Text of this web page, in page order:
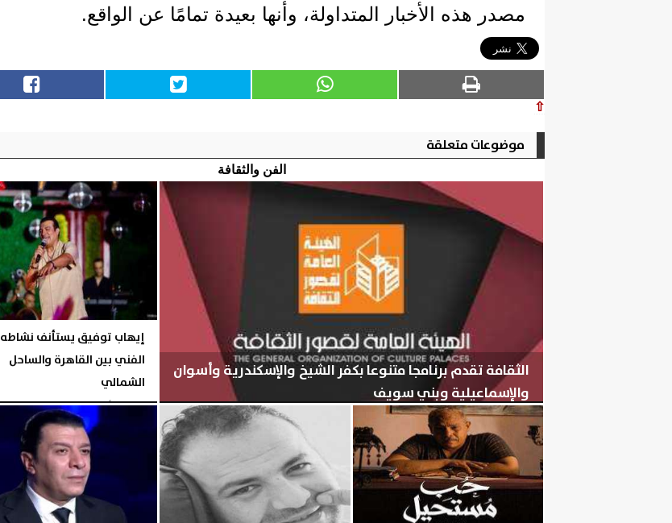
مصدر هذه الأخبار المتداولة، وأنها بعيدة تمامًا عن الواقع.
⇧
موضوعات متعلقة
الفن والثقافة
الثقافة تقدم برنامجا متنوعا بكفر الشيخ والإسكندرية وأسوان
والإسماعيلية وبني سويف
الخميس، 6 أغسطس 2026 05:56 مـ
إيهاب توفيق يستأنف نشاطه
الفني بين القاهرة والساحل
الشمالي
الخميس، 6 أغسطس 2026 05:54 مـ